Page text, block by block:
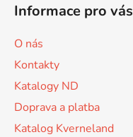
Informace pro vás
O nás
Kontakty
Katalogy ND
Doprava a platba
Katalog Kverneland